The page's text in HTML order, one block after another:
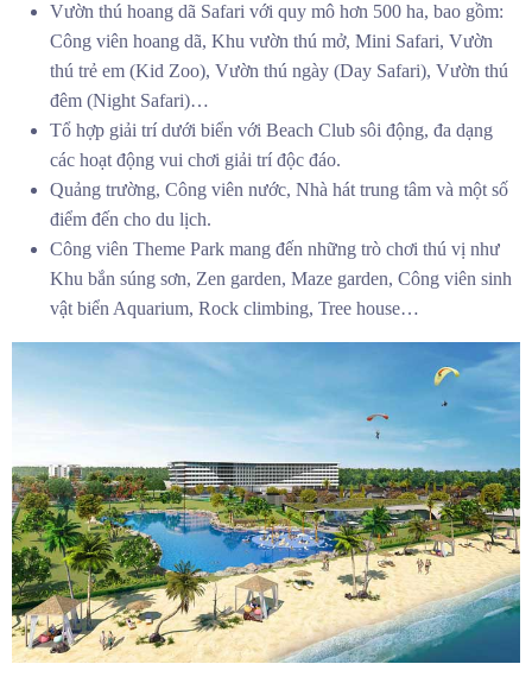
Vườn thú hoang dã Safari với quy mô hơn 500 ha, bao gồm:
Công viên hoang dã, Khu vườn thú mở, Mini Safari, Vườn
thú trẻ em (Kid Zoo), Vườn thú ngày (Day Safari), Vườn thú
đêm (Night Safari)…
Tổ hợp giải trí dưới biển với Beach Club sôi động, đa dạng
các hoạt động vui chơi giải trí độc đáo.
Quảng trường, Công viên nước, Nhà hát trung tâm và một số
điểm đến cho du lịch.
Công viên Theme Park mang đến những trò chơi thú vị như
Khu bắn súng sơn, Zen garden, Maze garden, Công viên sinh
vật biển Aquarium, Rock climbing, Tree house…